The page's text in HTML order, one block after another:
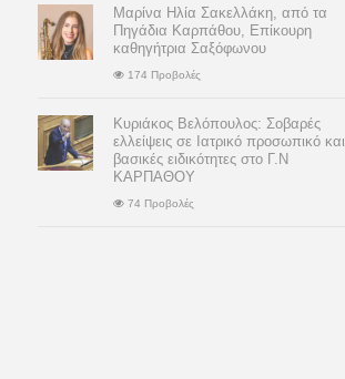
Μαρίνα Ηλία Σακελλάκη, από τα
Πηγάδια Καρπάθου, Επίκουρη
καθηγήτρια Σαξόφωνου
174 Προβολές
Κυριάκος Βελόπουλος: Σοβαρές
ελλείψεις σε Ιατρικό προσωπικό και
βασικές ειδικότητες στο Γ.Ν
ΚΑΡΠΑΘΟΥ
74 Προβολές